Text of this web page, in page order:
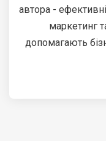
автора -
маркетинг
допомагають